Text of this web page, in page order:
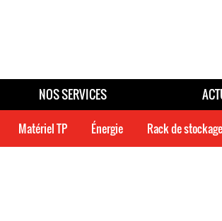
NOS SERVICES
Matériel TP Énergie Rack de stockage